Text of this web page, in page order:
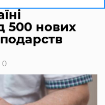
500 нових
0